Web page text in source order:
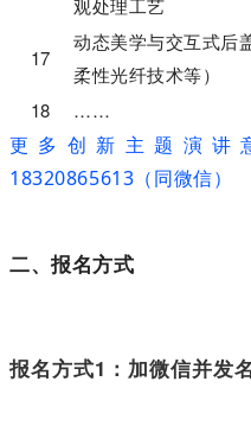
观处理工艺
17
动态美学与交互式后
柔性光纤技术等）
18
……
更多创新主题演讲
18320865613（同微信）
二、报名方式
报名方式1：加微信并发